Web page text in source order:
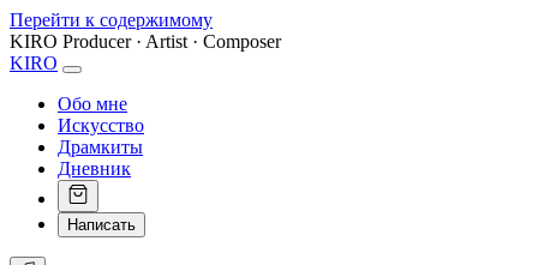
Перейти к содержимому
KIRO Producer · Artist · Composer
KIRO
Обо мне
Искусство
Драмкиты
Дневник
Написать